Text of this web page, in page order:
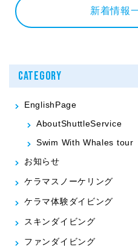
新着情報
CATEGORY
EnglishPage
AboutShuttleService
Swim With Whales tour
お知らせ
ケラマスノーケリング
ケラマ体験ダイビング
スキンダイビング
ファンダイビング